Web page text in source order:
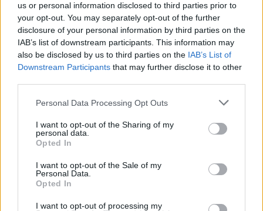
us or personal information disclosed to third parties prior to
your opt-out. You may separately opt-out of the further
disclosure of your personal information by third parties on the
IAB’s list of downstream participants. This information may
also be disclosed by us to third parties on the IAB’s List of
Downstream Participants that may further disclose it to other
Personal Data Processing Opt Outs
I want to opt-out of the Sharing of my
personal data.
Opted In
I want to opt-out of the Sale of my
Personal Data.
Opted In
I want to opt-out of processing my
Szczególne miejsce w działalności Centrum UKSW w
BalticForest w Kołobrzegu zajmą inicjatywy związane z
dialogiem międzykulturowym, międzyreligijnym i
ekumenicznym. Planowane są konferencje, seminaria,
szkoły letnie, warsztaty, debaty eksperckie oraz projekty
międzynarodowe skupione wokół problematyki
współczesnych wyzwań społecznych i kulturowych.
Centrum ma stać się naturalnym miejscem spotkania
przedstawicieli różnych środowisk, tradycji i
doświadczeń. Otwarcie tego ośrodka ma znaczenie nie
regionu. Obecność UKSW w Kołobrzegu stwarza nowe
możliwości dla rozwoju, stanowi również szansę na
owocną współpracę między uczelnią, samorządem,